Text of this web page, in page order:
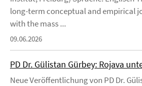
long-term conceptual and empirical
with the mass ...
09.06.2026
PD Dr. Gülistan Gürbey: Rojava
Neue Veröffentlichung von PD Dr.